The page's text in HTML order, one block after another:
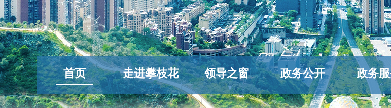
首页 走进攀枝花 领导之窗 政务公开 政务